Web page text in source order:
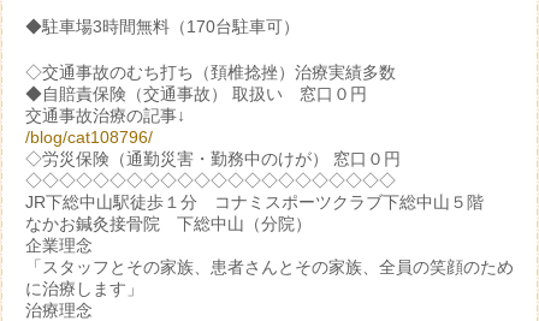
◆駐車場3時間無料（170台駐車可）
◇交通事故のむち打ち（頚椎捻挫）治療実績多数
◆自賠責保険（交通事故） 取扱い 窓口０円
交通事故治療の記事↓
/blog/cat108796/
◇労災保険（通勤災害・勤務中のけが） 窓口０円
◇◇◇◇◇◇◇◇◇◇◇◇◇◇◇◇◇◇◇◇◇◇
JR下総中山駅徒歩１分 コナミスポーツクラブ下総中山５階
なかお鍼灸接骨院 下総中山（分院）
企業理念
「スタッフとその家族、患者さんとその家族、全員の笑顔のため
に治療します」
治療理念